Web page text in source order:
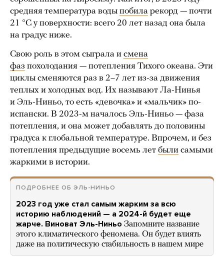
средняя температура воды побила рекорд — почти
21 °C у поверхности: всего 20 лет назад она была
на градус ниже.
Свою роль в этом сыграла и смена
фаз похолодания — потепления Тихого океана. Эти
циклы сменяются раз в 2–7 лет из-за движения
теплых и холодных вод. Их называют Ла-Нинья
и Эль-Ниньо, то есть «девочка» и «мальчик» по-
испански. В 2023-м началось Эль-Ниньо — фаза
потепления, и она может добавлять до половины
градуса к глобальной температуре. Впрочем, и без
потепления предыдущие восемь лет были самыми
жаркими в истории.
ПОДРОБНЕЕ ОБ ЭЛЬ-НИНЬО
2023 год уже стал самым жарким за всю
историю наблюдений — а 2024-й будет еще
жарче. Виноват Эль-Ниньо Запомните название
этого климатического феномена. Он будет влиять
даже на политическую стабильность в нашем мире